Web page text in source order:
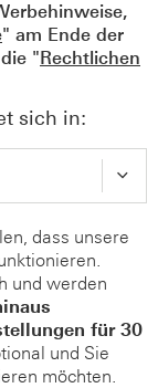
" am Ende der
"Rechtlichen
sich in:
dass unsere
und werden
für 30
und Sie
möchten.